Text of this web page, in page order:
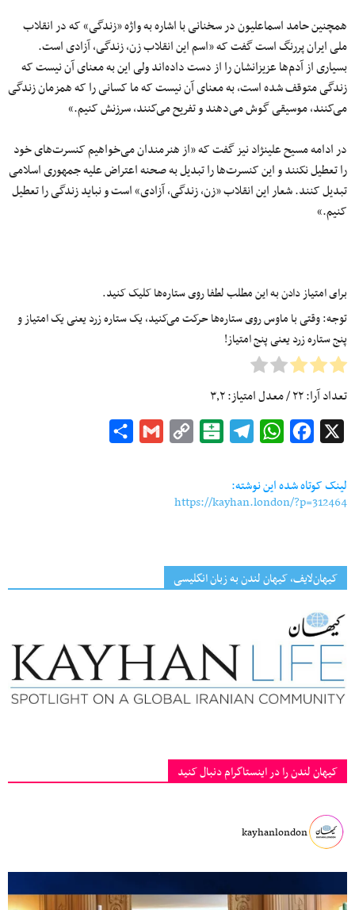
همچنین حامد اسماعلیون در سخنانی با اشاره به واژه «زندگی» که در انقلاب
ملی ایران پررنگ است گفت که «اسم این انقلاب زن، زندگی، آزادی است.
بسیاری از آدم‌ها عزیزانشان را از دست داده‌اند ولی این به معنای آن نیست که
زندگی متوقف شده است، به معنای آن نیست که ما کسانی را که همزمان زندگی
می‌کنند، موسیقی گوش می‌دهند و تفریح می‌کنند، سرزنش کنیم.»
در ادامه مسیح علینژاد نیز گفت که «از هنرمندان می‌خواهیم کنسرت‌های خود
را تعطیل نکنند و این کنسرت‌ها را تبدیل به صحنه اعتراض علیه جمهوری اسلامی
تبدیل کنند. شعار این انقلاب «زن، زندگی، آزادی» است و نباید زندگی را تعطیل
کنیم.»
برای امتیاز دادن به این مطلب لطفا روی ستاره‌ها کلیک کنید.
توجه: وقتی با ماوس روی ستاره‌ها حرکت می‌کنید، یک ستاره زرد یعنی یک امتیاز و
پنج ستاره زرد یعنی پنج امتیاز!
تعداد آرا:۲۲/ معدل امتیاز:۳٫۲
Facebook
WhatsApp
Telegram
Balatarin
Copy
Gmail
لینک کوتاه شده این نوشته:
https://kayhan.london/?p=312464
کیهان‌لایف، کیهان لندن به زبان انگلیسی
کیهان لندن را در اینستاگرام دنبال کنید
kayhanlondon